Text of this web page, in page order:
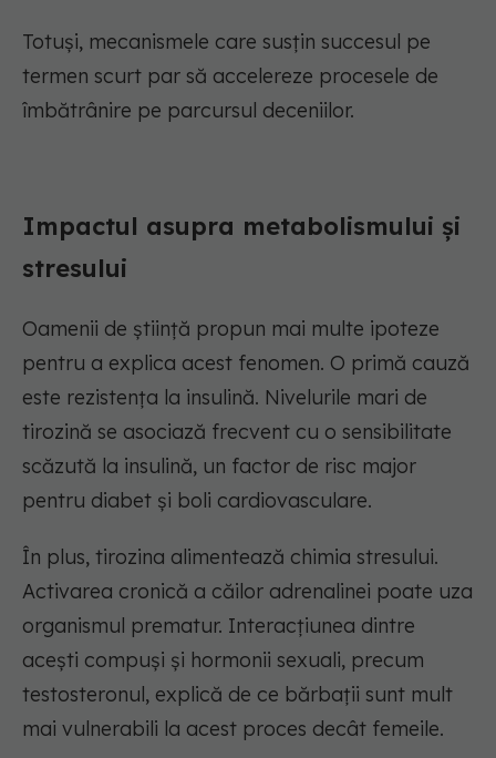
Totuși, mecanismele care susțin succesul pe
termen scurt par să accelereze procesele de
îmbătrânire pe parcursul deceniilor.
Impactul asupra metabolismului și
stresului
Oamenii de știință propun mai multe ipoteze
pentru a explica acest fenomen. O primă cauză
este rezistența la insulină. Nivelurile mari de
tirozină se asociază frecvent cu o sensibilitate
scăzută la insulină, un factor de risc major
pentru diabet și boli cardiovasculare.
În plus, tirozina alimentează chimia stresului.
Activarea cronică a căilor adrenalinei poate uza
organismul prematur. Interacțiunea dintre
acești compuși și hormonii sexuali, precum
testosteronul, explică de ce bărbații sunt mult
mai vulnerabili la acest proces decât femeile.